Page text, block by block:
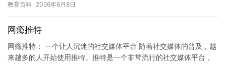
识…
教育百科 2026年6月8日
网瘾推特
网瘾推特： 一个让人沉迷的社交媒体平台 随着社交媒体的普及，越
来越多的人开始使用推特。推特是一个非常流行的社交媒体平台，